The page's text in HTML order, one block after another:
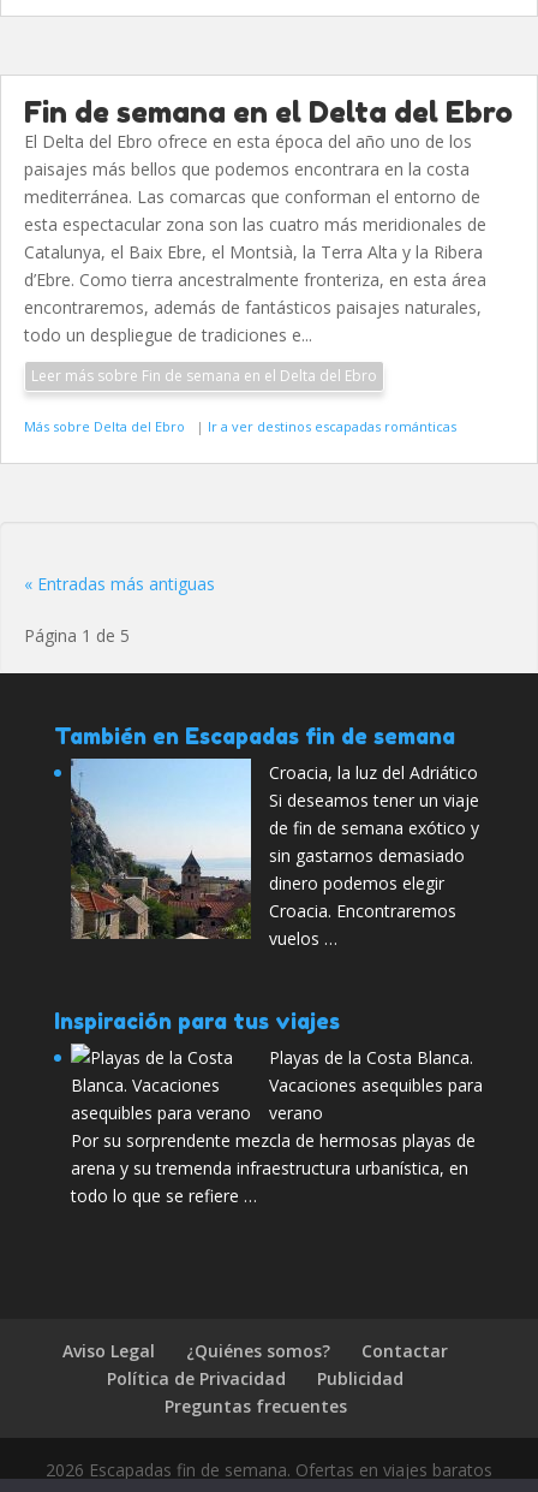
Fin de semana en el Delta del Ebro
El Delta del Ebro ofrece en esta época del año uno de los
paisajes más bellos que podemos encontrara en la costa
mediterránea. Las comarcas que conforman el entorno de
esta espectacular zona son las cuatro más meridionales de
Catalunya, el Baix Ebre, el Montsià, la Terra Alta y la Ribera
d’Ebre. Como tierra ancestralmente fronteriza, en esta área
encontraremos, además de fantásticos paisajes naturales,
todo un despliegue de tradiciones e...
Leer más sobre Fin de semana en el Delta del Ebro
Más sobre Delta del Ebro | Ir a ver destinos escapadas románticas
« Entradas más antiguas
Página 1 de 5
También en Escapadas fin de semana
Croacia, la luz del Adriático
Si deseamos tener un viaje
de fin de semana exótico y
sin gastarnos demasiado
dinero podemos elegir
Croacia. Encontraremos
vuelos …
Inspiración para tus viajes
Playas de la Costa Blanca.
Vacaciones asequibles para
verano
Por su sorprendente mezcla de hermosas playas de
arena y su tremenda infraestructura urbanística, en
todo lo que se refiere …
Aviso Legal ¿Quiénes somos?
Contactar
Política de Privacidad
Publicidad
Preguntas frecuentes
2026 Escapadas fin de semana. Ofertas en viajes baratos